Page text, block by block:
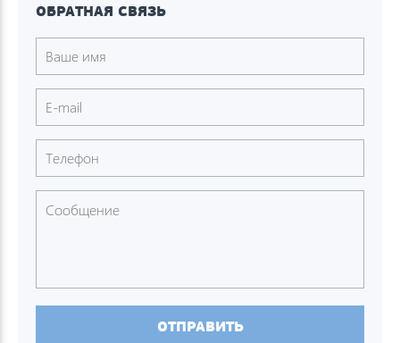
ОБРАТНАЯ СВЯЗЬ
ОТПРАВИТЬ